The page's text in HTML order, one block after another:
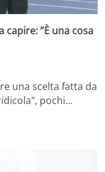
”È una cosa
una scelta fatta da
pochi…